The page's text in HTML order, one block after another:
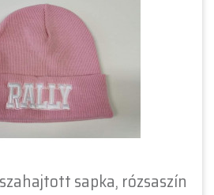
sapka, rózsaszín